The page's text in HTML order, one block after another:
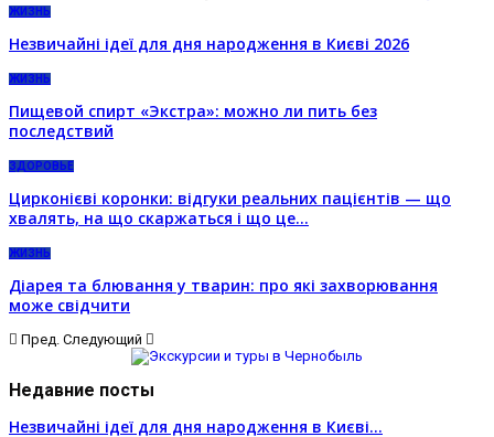
ЖИЗНЬ
Незвичайні ідеї для дня народження в Києві 2026
ЖИЗНЬ
Пищевой спирт «Экстра»: можно ли пить без
последствий
ЗДОРОВЬЕ
Цирконієві коронки: відгуки реальних пацієнтів — що
хвалять, на що скаржаться і що це…
ЖИЗНЬ
Діарея та блювання у тварин: про які захворювання
може свідчити
Пред. Следующий
Недавние посты
Незвичайні ідеї для дня народження в Києві…